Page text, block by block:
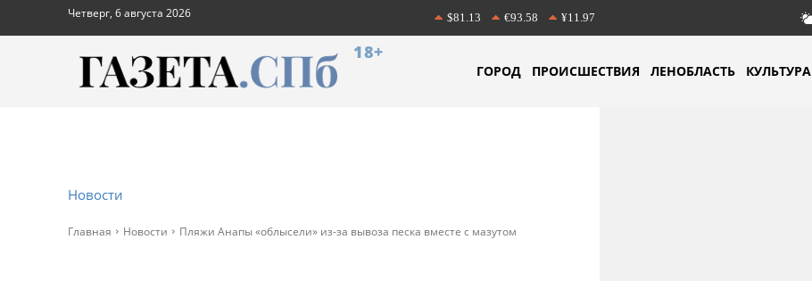
Четверг, 6 августа 2026 $81.13 €93.58 ¥11.97
18+
ГОРОД ПРОИСШЕСТВИЯ ЛЕНОБЛАСТЬ КУЛЬТУРА
Новости
Главная Новости Пляжи Анапы «облысели» из-за вывоза песка вместе с мазутом